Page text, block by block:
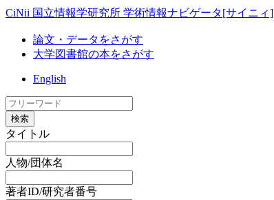
CiNii 国立情報学研究所 学術情報ナビゲータ[サイニィ]
論文・データをさがす
大学図書館の本をさがす
English
検索
タイトル
人物/団体名
著者ID/研究者番号